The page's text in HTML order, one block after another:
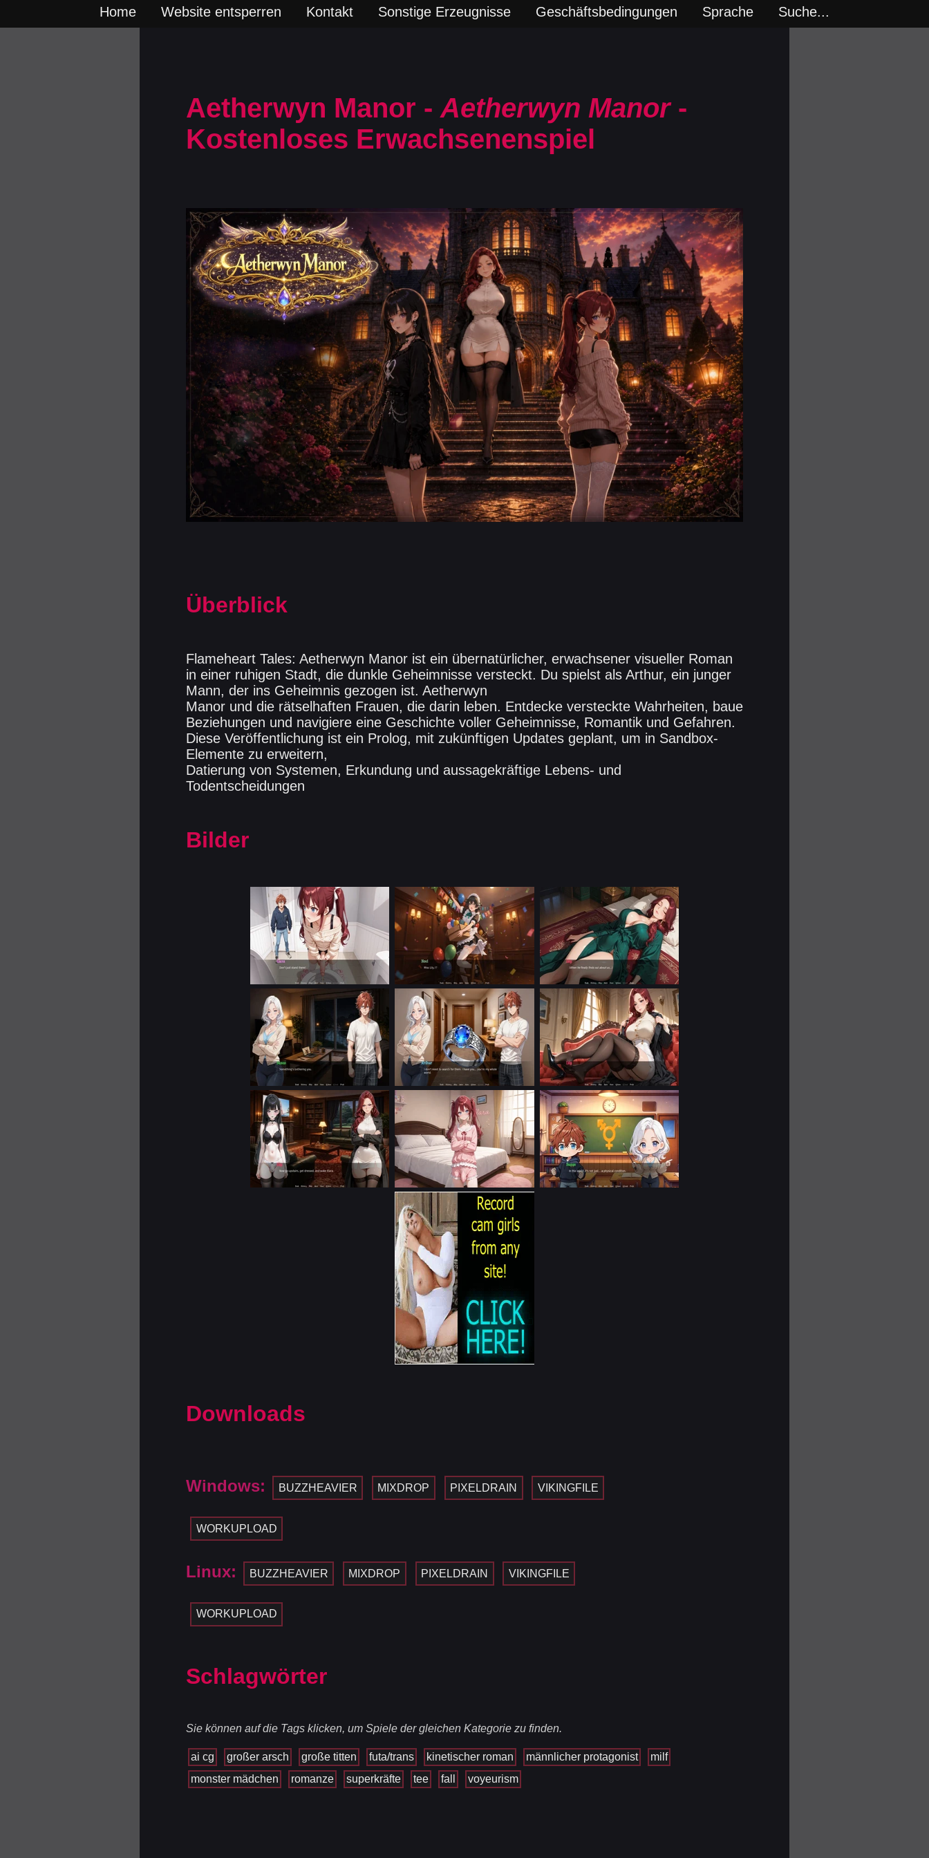
Home Website entsperren Kontakt Sonstige Erzeugnisse Geschäftsbedingungen Sprache Suche...
Aetherwyn Manor - Aetherwyn Manor-
Kostenloses Erwachsenenspiel
Überblick
Flameheart Tales: Aetherwyn Manor ist ein übernatürlicher, erwachsener visueller Roman
in einer ruhigen Stadt, die dunkle Geheimnisse versteckt. Du spielst als Arthur, ein junger
Mann, der ins Geheimnis gezogen ist. Aetherwyn
Manor und die rätselhaften Frauen, die darin leben. Entdecke versteckte Wahrheiten, baue
Beziehungen und navigiere eine Geschichte voller Geheimnisse, Romantik und Gefahren.
Diese Veröffentlichung ist ein Prolog, mit zukünftigen Updates geplant, um in Sandbox-
Elemente zu erweitern,
Datierung von Systemen, Erkundung und aussagekräftige Lebens- und
Todentscheidungen
Bilder
Downloads
Windows: BUZZHEAVIER MIXDROP PIXELDRAIN VIKINGFILE
WORKUPLOAD
Linux: BUZZHEAVIER MIXDROP PIXELDRAIN VIKINGFILE
WORKUPLOAD
Schlagwörter
Sie können auf die Tags klicken, um Spiele der gleichen Kategorie zu finden.
ai cg großer arsch große titten futa/trans kinetischer roman männlicher protagonist
milf
monster mädchen
romanze superkräfte tee fall voyeurism